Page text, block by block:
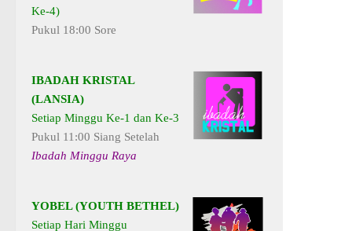
Ke-4)
Pukul 18:00 Sore
IBADAH KRISTAL
(LANSIA)
Setiap Minggu Ke-1 dan Ke-3
Pukul 11:00 Siang Setelah
Ibadah Minggu Raya
YOBEL (YOUTH BETHEL)
Setiap Hari Minggu